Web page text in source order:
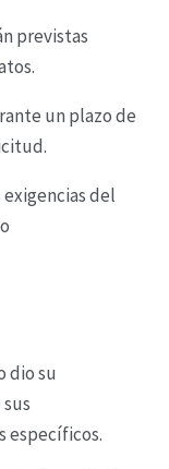
previstas
un plazo de
del
dio su
específicos.